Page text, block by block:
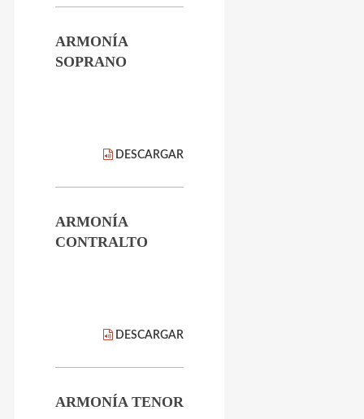
ARMONÍA
SOPRANO
DESCARGAR
ARMONÍA
CONTRALTO
DESCARGAR
ARMONÍA TENOR